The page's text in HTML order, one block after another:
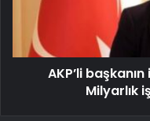
AKP’li
Milyarlık